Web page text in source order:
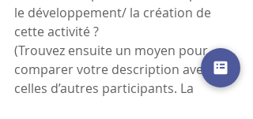
le développement/ la création de
cette activité ?
(Trouvez ensuite un moyen pour
comparer votre description avec
celles d’autres participants. La